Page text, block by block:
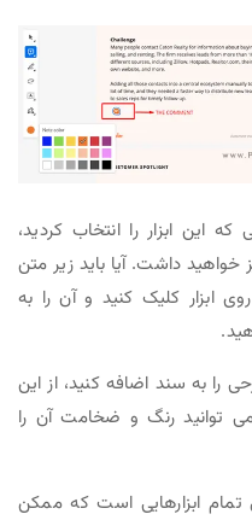
که این ابزار را انتخاب کردید،
داشت. آیا باید زیر متن
ابزار کلیک کنید و آن را به
را به سند اضافه کنید، از این
می توانید رنگ و ضخامت آن را
تمام ابزارهایی است که ممکن